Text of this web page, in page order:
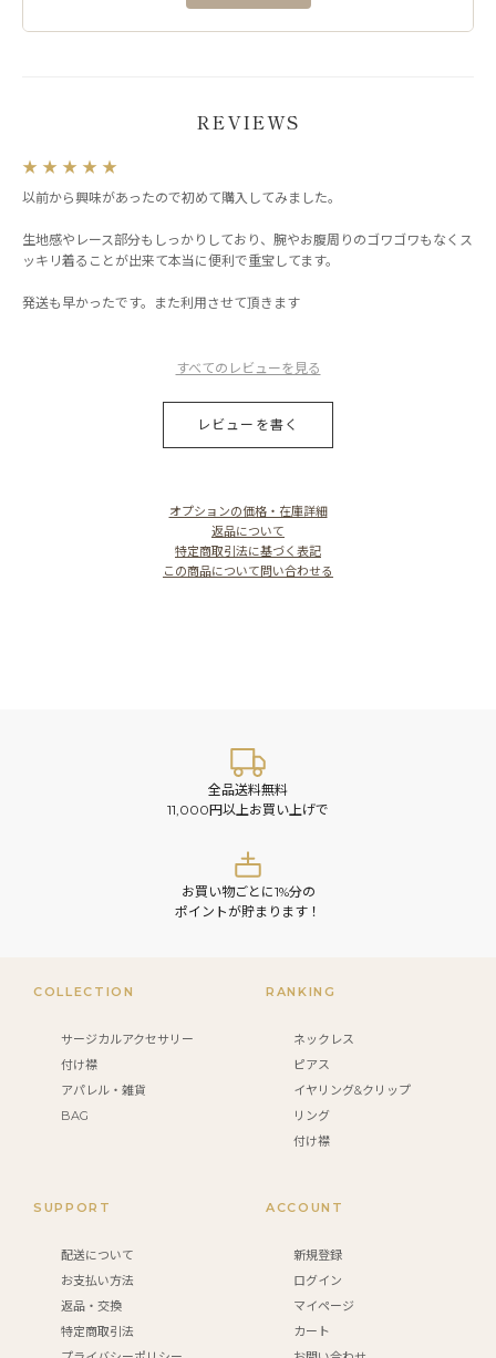
REVIEWS
★ ★ ★ ★ ★
以前から興味があったので初めて購入してみました。
生地感やレース部分もしっかりしており、腕やお腹周りのゴワゴワもなくス
ッキリ着ることが出来て本当に便利で重宝してます。
発送も早かったです。また利用させて頂きます
すべてのレビューを見る
レビューを書く
オプションの価格・在庫詳細
返品について
特定商取引法に基づく表記
この商品について問い合わせる
全品送料無料
11,000円以上お買い上げで
お買い物ごとに1%分の
ポイントが貯まります！
COLLECTION
サージカルアクセサリー
付け襟
アパレル・雑貨
BAG
RANKING
ネックレス
ピアス
イヤリング&クリップ
リング
付け襟
SUPPORT
配送について
お支払い方法
返品・交換
特定商取引法
ACCOUNT
新規登録
ログイン
マイページ
カート